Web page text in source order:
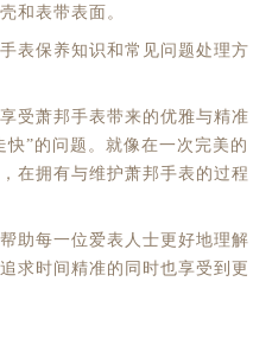
和表带表面。
表保养知识和常见问题处理方
受萧邦手表带来的优雅与精准
”的问题。就像在一次完美的
在拥有与维护萧邦手表的过程
助每一位爱表人士更好地理解
求时间精准的同时也享受到更